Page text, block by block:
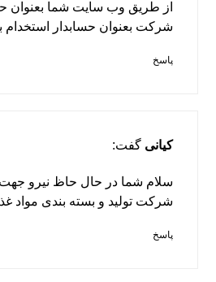
از طریق وب سایت شما بعنوان
شرکت بعنوان حسابدار
پاسخ
کیانی گفت:
سلام شما در حال حاظ نیرو
شرکت تولید و بسته بندی مواد
پاسخ